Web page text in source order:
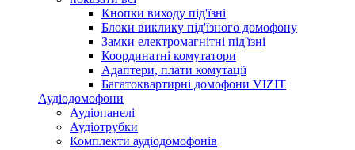
Кнопки виходу під'їзні
Блоки виклику під'їзного домофону
Замки електромагнітні під'їзні
Координатні комутатори
Адаптери, плати комутації
Багатоквартирні домофони VIZIT
Аудіодомофони
Аудіопанелі
Аудіотрубки
Комплекти аудіодомофонів